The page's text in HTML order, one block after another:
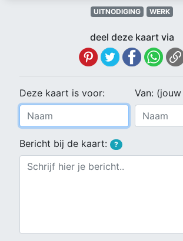
UITNODIGING WERK
deel deze kaart via
Deze kaart is voor: Van:
Bericht bij de kaart: ?